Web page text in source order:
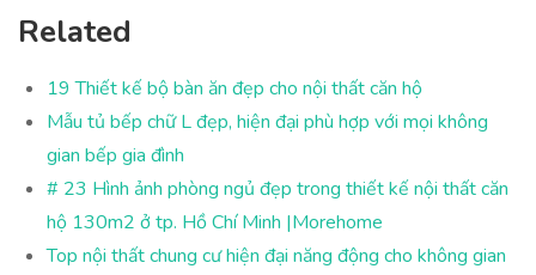
Related
19 Thiết kế bộ bàn ăn đẹp cho nội thất căn hộ
Mẫu tủ bếp chữ L đẹp, hiện đại phù hợp với mọi không
gian bếp gia đình
# 23 Hình ảnh phòng ngủ đẹp trong thiết kế nội thất căn
hộ 130m2 ở tp. Hồ Chí Minh |Morehome
Top nội thất chung cư hiện đại năng động cho không gian